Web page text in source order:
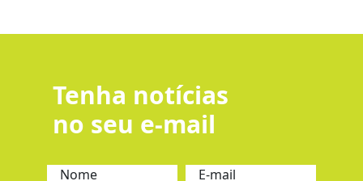
Tenha notícias
no seu e-mail
Nome E-mail